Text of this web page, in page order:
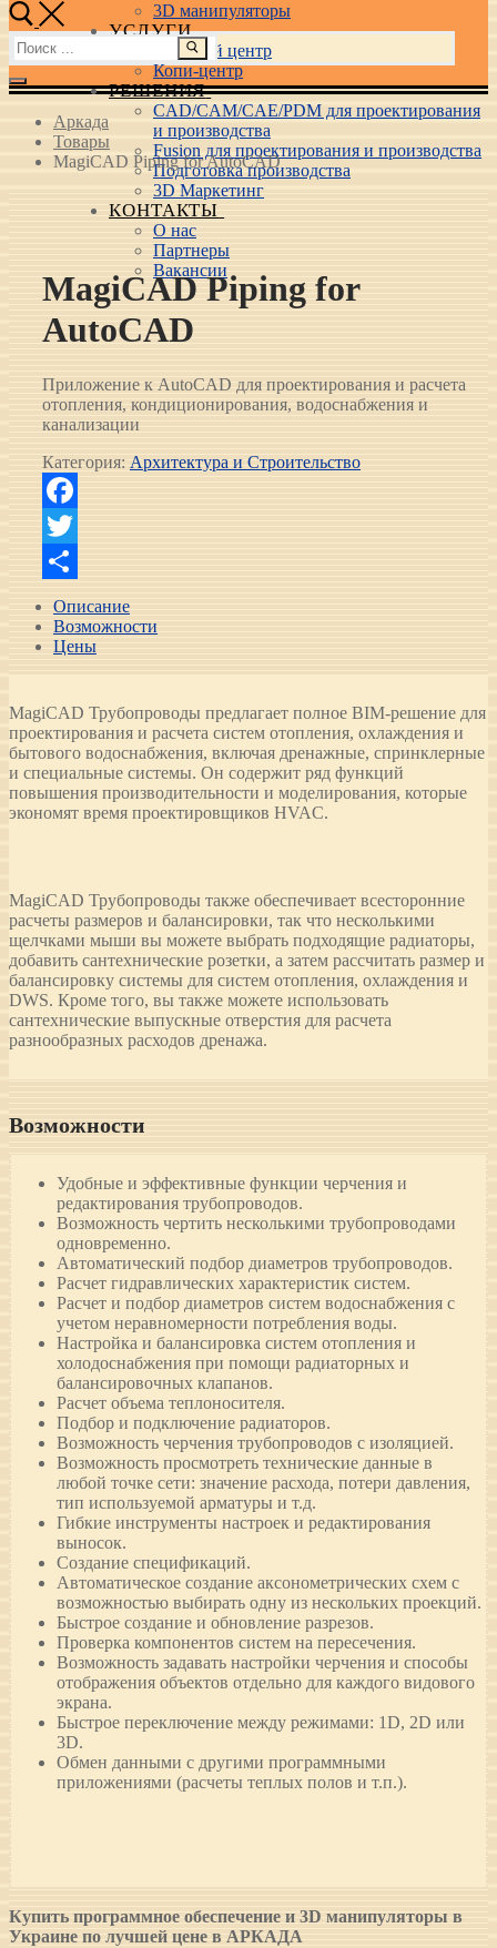
3D манипуляторы
УСЛУГИ
Учебный центр
Копи-центр
РЕШЕНИЯ
CAD/CAM/CAE/PDM для проектирования
и производства
Fusion для проектирования и производства
Подготовка производства
3D Маркетинг
КОНТАКТЫ
О нас
Партнеры
Вакансии
Найти:
Аркада
Товары
MagiCAD Piping for AutoCAD
MagiCAD Piping for
AutoCAD
Приложение к AutoCAD для проектирования и расчета
отопления, кондиционирования, водоснабжения и
канализации
Категория: Архитектура и Строительство
Facebook
Twitter
Отправить
Описание
Возможности
Цены
MagiCAD Трубопроводы предлагает полное BIM-решение для
проектирования и расчета систем отопления, охлаждения и
бытового водоснабжения, включая дренажные, спринклерные
и специальные системы. Он содержит ряд функций
повышения производительности и моделирования, которые
экономят время проектировщиков HVAC.
MagiCAD Трубопроводы также обеспечивает всесторонние
расчеты размеров и балансировки, так что несколькими
щелчками мыши вы можете выбрать подходящие радиаторы,
добавить сантехнические розетки, а затем рассчитать размер и
балансировку системы для систем отопления, охлаждения и
DWS. Кроме того, вы также можете использовать
сантехнические выпускные отверстия для расчета
разнообразных расходов дренажа.
Возможности
Удобные и эффективные функции черчения и
редактирования трубопроводов.
Возможность чертить несколькими трубопроводами
одновременно.
Автоматический подбор диаметров трубопроводов.
Расчет гидравлических характеристик систем.
Расчет и подбор диаметров систем водоснабжения с
учетом неравномерности потребления воды.
Настройка и балансировка систем отопления и
холодоснабжения при помощи радиаторных и
балансировочных клапанов.
Расчет объема теплоносителя.
Подбор и подключение радиаторов.
Возможность черчения трубопроводов с изоляцией.
Возможность просмотреть технические данные в
любой точке сети: значение расхода, потери давления,
тип используемой арматуры и т.д.
Гибкие инструменты настроек и редактирования
выносок.
Создание спецификаций.
Автоматическое создание аксонометрических схем с
возможностью выбирать одну из нескольких проекций.
Быстрое создание и обновление разрезов.
Проверка компонентов систем на пересечения.
Возможность задавать настройки черчения и способы
отображения объектов отдельно для каждого видового
экрана.
Быстрое переключение между режимами: 1D, 2D или
3D.
Обмен данными с другими программными
приложениями (расчеты теплых полов и т.п.).
Купить программное обеспечение и 3D манипуляторы в
Украине по лучшей цене в АРКАДА